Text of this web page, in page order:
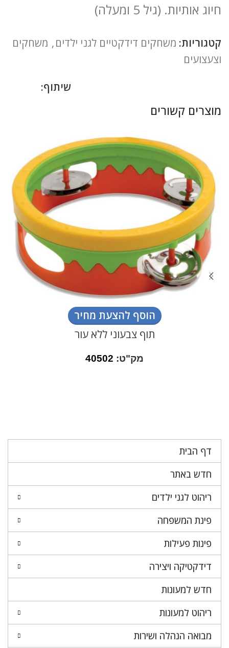
דף הבית
חדש באתר
ריהוט לגני ילדים
פינת המשפחה
פינות פעילות
דידקטיקה ויצירה
חדש למעונות
ריהוט למעונות
מבואה הנהלה ושירות
חיוג אותיות. (גיל 5 ומעלה)
קטגוריות: משחקים דידקטיים לגני ילדים, משחקים
וצעצועים
שיתוף:
מוצרים קשורים
הוסף להצעת מחיר
תוף צבעוני ללא עור
מק"ט: 40502